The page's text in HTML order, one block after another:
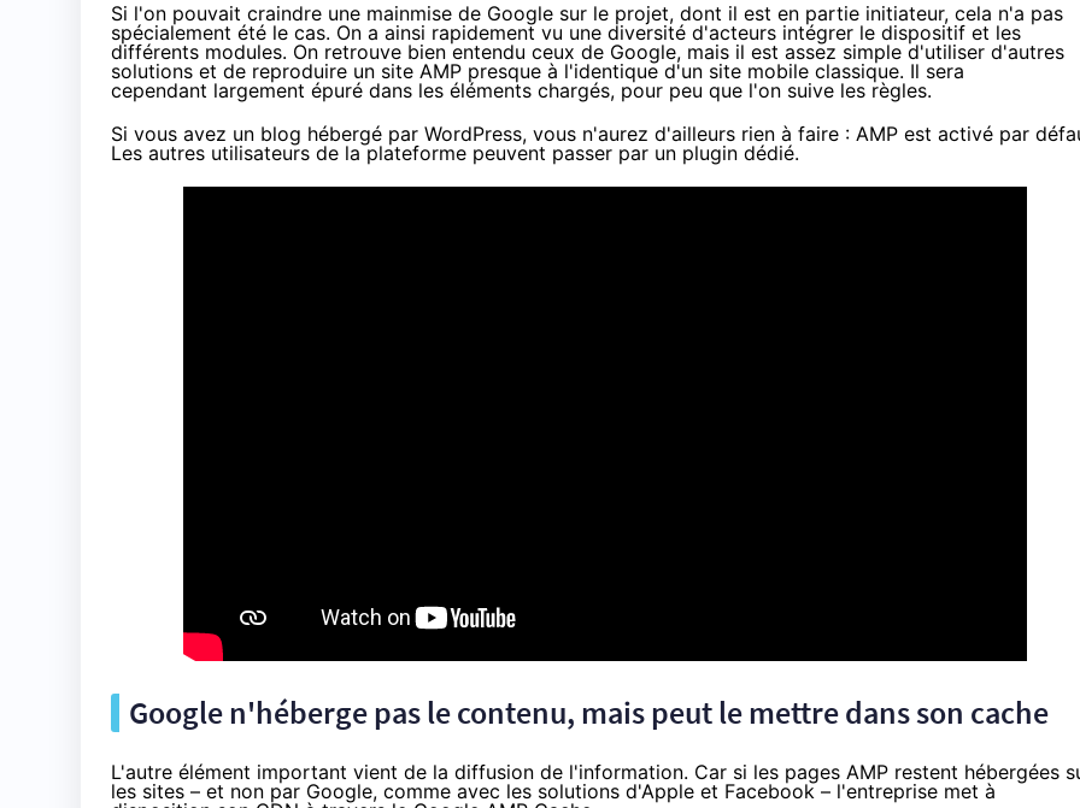
Si l'on pouvait craindre une mainmise de Google sur le projet, dont il est en partie initiateur, cela n'a pas
spécialement été le cas. On a ainsi rapidement vu une diversité d'acteurs intégrer le dispositif et les
différents modules. On retrouve bien entendu ceux de Google, mais il est assez simple d'utiliser d'autres
solutions et de reproduire un site AMP presque à l'identique d'un site mobile classique. Il sera
cependant largement épuré dans les éléments chargés, pour peu que l'on suive les règles.
Si vous avez un blog hébergé par WordPress, vous n'aurez d'ailleurs rien à faire : AMP est activé par
Les autres utilisateurs de la plateforme peuvent passer par un plugin dédié.
Google n'héberge pas le contenu, mais peut le mettre dans son cache
L'autre élément important vient de la diffusion de l'information. Car si les pages AMP restent hébergées
les sites – et non par Google, comme avec les solutions d'Apple et Facebook – l'entreprise met à